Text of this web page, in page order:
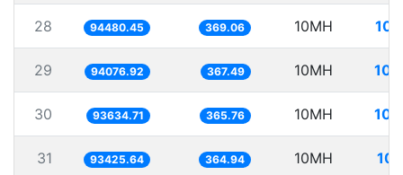
28 94480.45 369.06 10MH
29 94076.92 367.49 10MH
30 93634.71 365.76 10MH
31 93425.64 364.94 10MH